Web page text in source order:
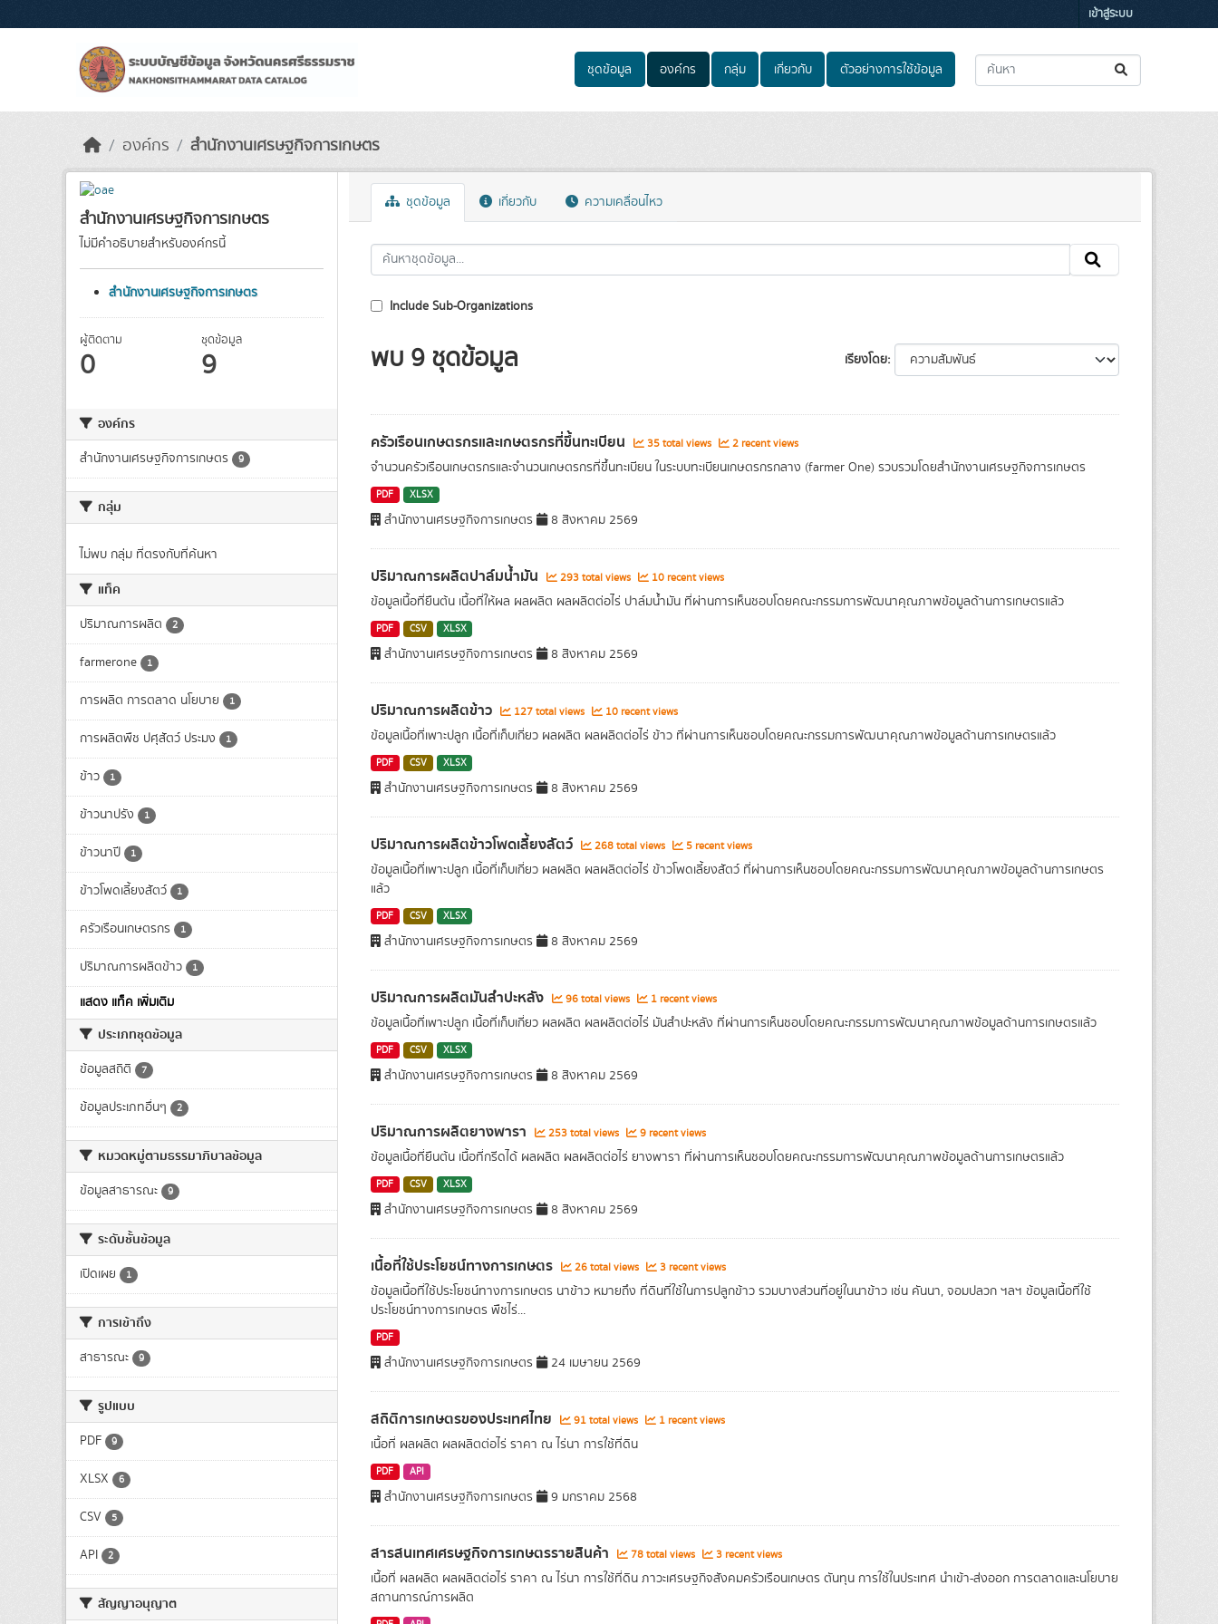
เข้าสู่ระบบ
ชุดข้อมูล องค์กร กลุ่ม เกี่ยวกับ ตัวอย่างการใช้ข้อมูล
องค์กร สำนักงานเศรษฐกิจการเกษตร
สำนักงานเศรษฐกิจการเกษตร
ไม่มีคำอธิบายสำหรับองค์กรนี้
สำนักงานเศรษฐกิจการเกษตร
ผู้ติดตาม
0
ชุดข้อมูล
9
องค์กร
สำนักงานเศรษฐกิจการเกษตร 9
กลุ่ม
ไม่พบ กลุ่ม ที่ตรงกับที่ค้นหา
แท็ค
ปริมาณการผลิต 2
farmerone 1
การผลิต การตลาด นโยบาย 1
การผลิตพืช ปศุสัตว์ ประมง 1
ข้าว 1
ข้าวนาปรัง 1
ข้าวนาปี 1
ข้าวโพดเลี้ยงสัตว์ 1
ครัวเรือนเกษตรกร 1
ปริมาณการผลิตข้าว 1
แสดง แท็ค เพิ่มเติม
ประเภทชุดข้อมูล
ข้อมูลสถิติ 7
ข้อมูลประเภทอื่นๆ 2
หมวดหมู่ตามธรรมาภิบาลข้อมูล
ข้อมูลสาธารณะ 9
ระดับชั้นข้อมูล
เปิดเผย 1
การเข้าถึง
สาธารณะ 9
รูปแบบ
PDF 9
XLSX 6
CSV 5
API 2
สัญญาอนุญาต
ชุดข้อมูล เกี่ยวกับ ความเคลื่อนไหว
Include Sub-Organizations
เรียงโดย
พบ 9 ชุดข้อมูล
ครัวเรือนเกษตรกรและเกษตรกรที่ขึ้นทะเบียน 35 total views 2 recent views
จำนวนครัวเรือนเกษตรกรและจำนวนเกษตรกรที่ขึ้นทะเบียน ในระบบทะเบียนเกษตรกรกลาง (farmer One) รวบรวมโดยสำนักงานเศรษฐกิจการเกษตร
PDF XLSX
สำนักงานเศรษฐกิจการเกษตร 8 สิงหาคม 2569
ปริมาณการผลิตปาล์มน้ำมัน 293 total views 10 recent views
ข้อมูลเนื้อที่ยืนต้น เนื้อที่ให้ผล ผลผลิต ผลผลิตต่อไร่ ปาล์มน้ำมัน ที่ผ่านการเห็นชอบโดยคณะกรรมการพัฒนาคุณภาพข้อมูลด้านการเกษตรแล้ว
PDF CSV XLSX
สำนักงานเศรษฐกิจการเกษตร 8 สิงหาคม 2569
ปริมาณการผลิตข้าว 127 total views 10 recent views
ข้อมูลเนื้อที่เพาะปลูก เนื้อที่เก็บเกี่ยว ผลผลิต ผลผลิตต่อไร่ ข้าว ที่ผ่านการเห็นชอบโดยคณะกรรมการพัฒนาคุณภาพข้อมูลด้านการเกษตรแล้ว
PDF CSV XLSX
สำนักงานเศรษฐกิจการเกษตร 8 สิงหาคม 2569
ปริมาณการผลิตข้าวโพดเลี้ยงสัตว์ 268 total views 5 recent views
ข้อมูลเนื้อที่เพาะปลูก เนื้อที่เก็บเกี่ยว ผลผลิต ผลผลิตต่อไร่ ข้าวโพดเลี้ยงสัตว์ ที่ผ่านการเห็นชอบโดยคณะกรรมการพัฒนาคุณภาพข้อมูลด้านการเกษตร
แล้ว
PDF CSV XLSX
สำนักงานเศรษฐกิจการเกษตร 8 สิงหาคม 2569
ปริมาณการผลิตมันสำปะหลัง 96 total views 1 recent views
ข้อมูลเนื้อที่เพาะปลูก เนื้อที่เก็บเกี่ยว ผลผลิต ผลผลิตต่อไร่ มันสำปะหลัง ที่ผ่านการเห็นชอบโดยคณะกรรมการพัฒนาคุณภาพข้อมูลด้านการเกษตรแล้ว
PDF CSV XLSX
สำนักงานเศรษฐกิจการเกษตร 8 สิงหาคม 2569
ปริมาณการผลิตยางพารา 253 total views 9 recent views
ข้อมูลเนื้อที่ยืนต้น เนื้อที่กรีดได้ ผลผลิต ผลผลิตต่อไร่ ยางพารา ที่ผ่านการเห็นชอบโดยคณะกรรมการพัฒนาคุณภาพข้อมูลด้านการเกษตรแล้ว
PDF CSV XLSX
สำนักงานเศรษฐกิจการเกษตร 8 สิงหาคม 2569
เนื้อที่ใช้ประโยชน์ทางการเกษตร 26 total views 3 recent views
ข้อมูลเนื้อที่ใช้ประโยชน์ทางการเกษตร นาข้าว หมายถึง ที่ดินที่ใช้ในการปลูกข้าว รวมบางส่วนที่อยู่ในนาข้าว เช่น คันนา, จอมปลวก ฯลฯ ข้อมูลเนื้อที่ใช้
ประโยชน์ทางการเกษตร พืชไร่...
PDF
สำนักงานเศรษฐกิจการเกษตร 24 เมษายน 2569
สถิติการเกษตรของประเทศไทย 91 total views 1 recent views
เนื้อที่ ผลผลิต ผลผลิตต่อไร่ ราคา ณ ไร่นา การใช้ที่ดิน
PDF API
สำนักงานเศรษฐกิจการเกษตร 9 มกราคม 2568
สารสนเทศเศรษฐกิจการเกษตรรายสินค้า 78 total views 3 recent views
เนื้อที่ ผลผลิต ผลผลิตต่อไร่ ราคา ณ ไร่นา การใช้ที่ดิน ภาวะเศรษฐกิจสังคมครัวเรือนเกษตร ตันทุน การใช้ในประเทศ นำเข้า-ส่งออก การตลาดและนโยบาย
สถานการณ์การผลิต